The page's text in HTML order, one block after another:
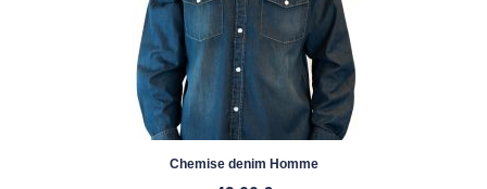
Chemise denim Homme